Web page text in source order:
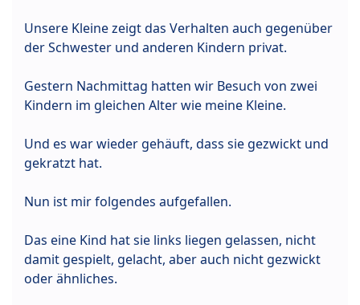
Unsere Kleine zeigt das Verhalten auch gegenüber
der Schwester und anderen Kindern privat.
Gestern Nachmittag hatten wir Besuch von zwei
Kindern im gleichen Alter wie meine Kleine.
Und es war wieder gehäuft, dass sie gezwickt und
gekratzt hat.
Nun ist mir folgendes aufgefallen.
Das eine Kind hat sie links liegen gelassen, nicht
damit gespielt, gelacht, aber auch nicht gezwickt
oder ähnliches.